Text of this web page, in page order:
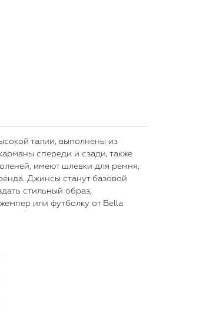
талии, выполнены из
спереди и сзади, также
имеют шлевки для ремня,
Джинсы станут базовой
стильный образ,
или футболку от Bella